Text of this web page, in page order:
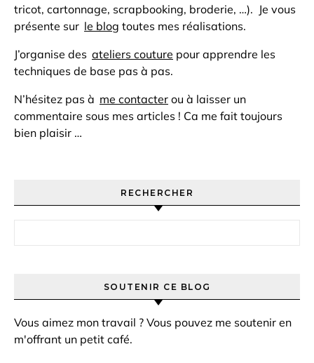
tricot, cartonnage, scrapbooking, broderie, …). Je vous
présente sur le blog toutes mes réalisations.
J’organise des ateliers couture pour apprendre les
techniques de base pas à pas.
N’hésitez pas à me contacter ou à laisser un
commentaire sous mes articles ! Ca me fait toujours
bien plaisir …
RECHERCHER
SOUTENIR CE BLOG
Vous aimez mon travail ? Vous pouvez me soutenir en
m'offrant un petit café.